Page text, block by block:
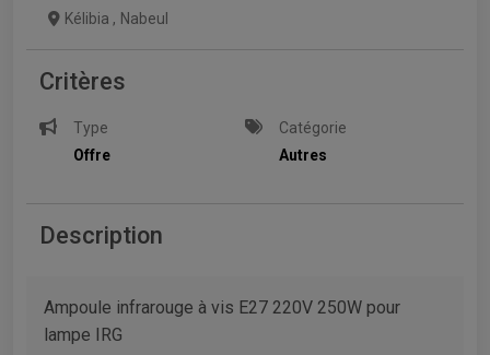
Kélibia , Nabeul
Critères
Type
Offre
Catégorie
Autres
Description
Ampoule infrarouge à vis E27 220V 250W pour
lampe IRG